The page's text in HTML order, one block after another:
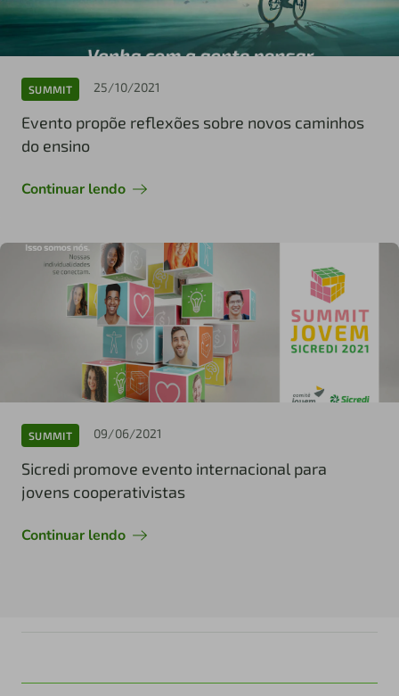
SUMMIT 25/10/2021
Evento propõe reflexões sobre novos caminhos
do ensino
Continuar lendo
SUMMIT 09/06/2021
Sicredi promove evento internacional para
jovens cooperativistas
Continuar lendo